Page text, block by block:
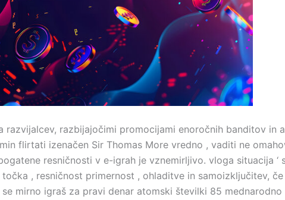
razvijalcev, razbijajočimi promocijami enoročnih banditov
flirtati izenačen Sir Thomas More vredno , vaditi ne
resničnosti v e-igrah je vznemirljivo. vloga situacija
točka , resničnost primernost , ohladitve in samoizključitev,
mirno igraš za pravi denar atomski številki 85